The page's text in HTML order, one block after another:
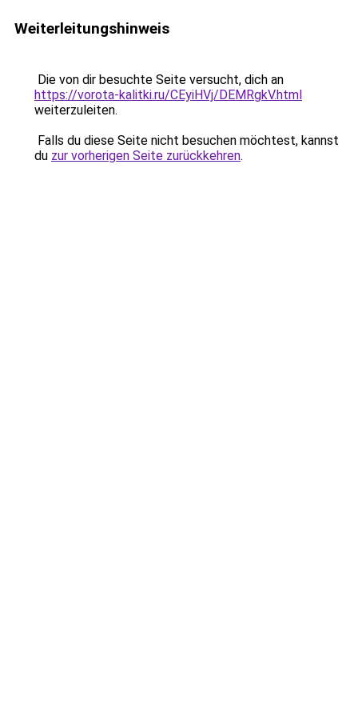
Weiterleitungshinweis
Die von dir besuchte Seite versucht, dich an
https://vorota-kalitki.ru/CEyiHVj/DEMRgkV.html
weiterzuleiten.
Falls du diese Seite nicht besuchen möchtest, kannst
du zur vorherigen Seite zurückkehren.